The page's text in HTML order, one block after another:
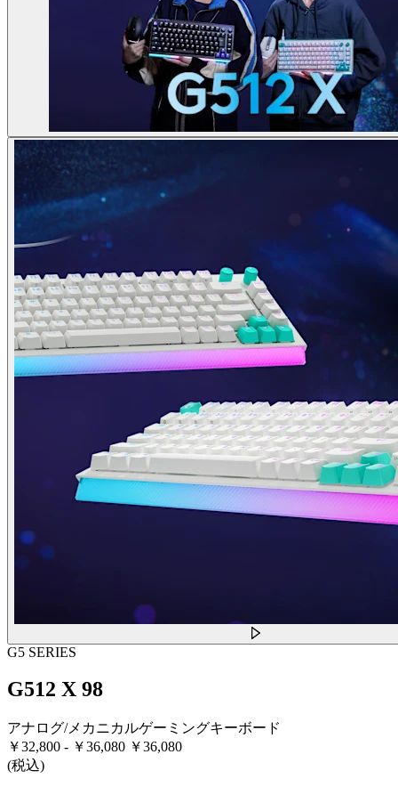
G5 SERIES
G512 X 98
アナログ/メカニカルゲーミングキーボード
￥32,800 - ￥36,080 ￥36,080
(税込)